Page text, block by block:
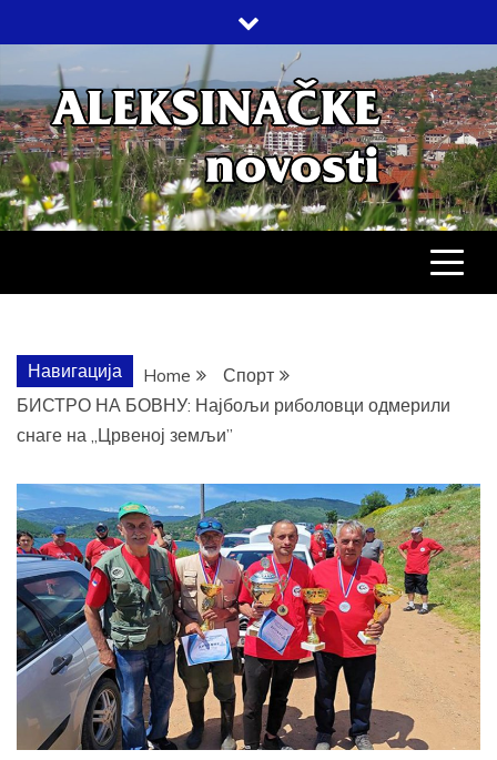
to
content
НОВОСТИ
ДРУШТВО, КУЛТУРА, ЕКОНОМИЈА,
СПОРТ, ПОСЛОВНИ ИМЕНИК,
Навигација Home
Спорт
БИСТРО НА БОВНУ: Најбољи риболовци одмерили
снаге на „Црвеној земљи”